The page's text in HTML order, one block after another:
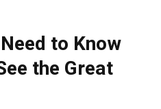
to Know
the Great